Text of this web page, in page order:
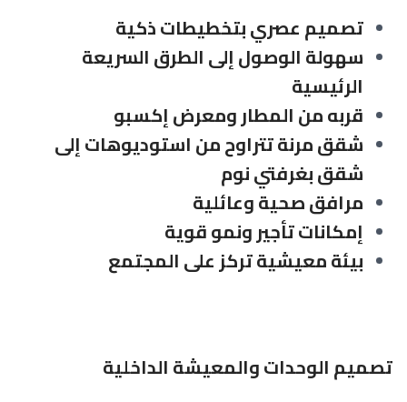
تصميم عصري بتخطيطات ذكية
سهولة الوصول إلى الطرق السريعة
الرئيسية
قربه من المطار ومعرض إكسبو
شقق مرنة تتراوح من استوديوهات إلى
شقق بغرفتي نوم
مرافق صحية وعائلية
إمكانات تأجير ونمو قوية
بيئة معيشية تركز على المجتمع
تصميم الوحدات والمعيشة الداخلية